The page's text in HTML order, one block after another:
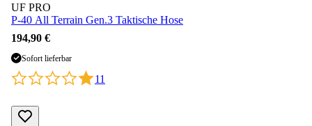
UF PRO
P-40 All Terrain Gen.3 Taktische Hose
194,90 €
Sofort lieferbar
11